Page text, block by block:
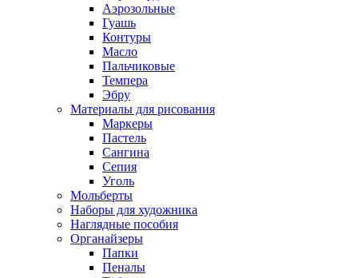
Аэрозольные
Гуашь
Контуры
Масло
Пальчиковые
Темпера
Эбру
Материалы для рисования
Маркеры
Пастель
Сангина
Сепия
Уголь
Мольберты
Наборы для художника
Наглядные пособия
Органайзеры
Папки
Пеналы